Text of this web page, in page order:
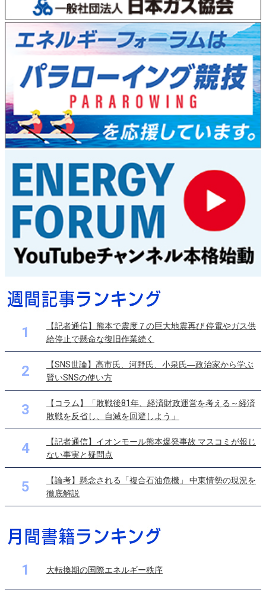
1
【記者通信】熊本で震度７の巨大地震再び 停電やガス供
給停止で懸命な復旧作業続く
2
【SNS世論】高市氏、河野氏、小泉氏―政治家から学ぶ
賢いSNSの使い方
3
【コラム】「敗戦後81年、経済財政運営を考える～経済
敗戦を反省し、自滅を回避しよう」
4
【記者通信】イオンモール熊本爆発事故 マスコミが報じ
ない事実と疑問点
5
【論考】懸念される「複合石油危機」 中東情勢の現況を
徹底解説
1 大転換期の国際エネルギー秩序